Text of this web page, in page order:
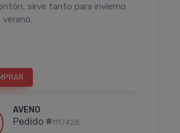
sirve tanto para invierno
verano.
AVENO
Pedido #1117428